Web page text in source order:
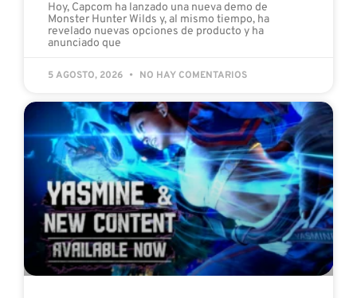
Hoy, Capcom ha lanzado una nueva demo de
Monster Hunter Wilds y, al mismo tiempo, ha
revelado nuevas opciones de producto y ha
anunciado que
5 AGOSTO, 2026 NO HAY COMENTARIOS